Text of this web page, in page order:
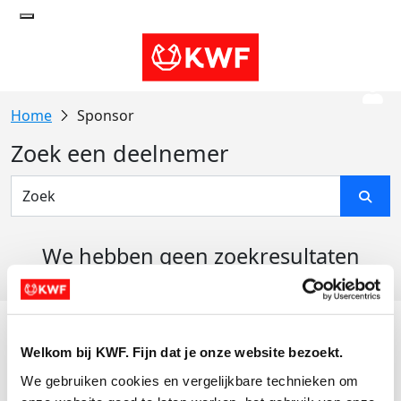
Welkom bij KWF. Fijn dat je onze website bezoekt.
We gebruiken cookies en vergelijkbare technieken om
Sponsor
Zoek een deelnemer
We hebben geen zoekresultaten
Actiematerialen
Evenementen